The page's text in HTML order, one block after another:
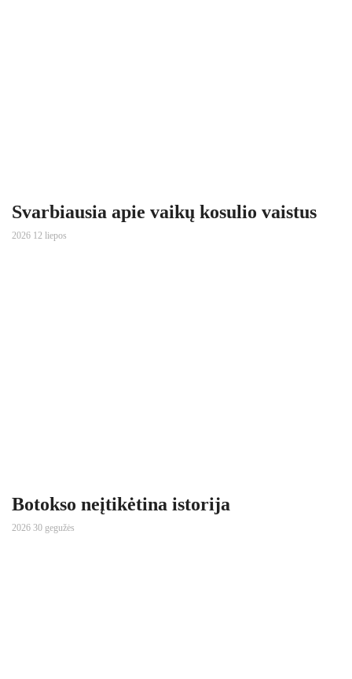
Svarbiausia apie vaikų kosulio vaistus
2026 12 liepos
Botokso neįtikėtina istorija
2026 30 gegužės